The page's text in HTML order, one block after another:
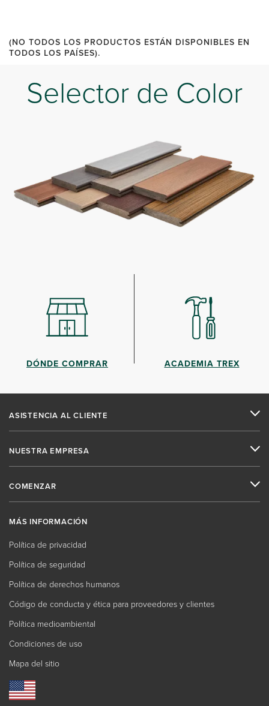
(NO TODOS LOS PRODUCTOS ESTÁN DISPONIBLES EN
TODOS LOS PAÍSES).
Selector de Color
DÓNDE COMPRAR ACADEMIA TREX
ASISTENCIA AL CLIENTE
NUESTRA EMPRESA
COMENZAR
MÁS INFORMACIÓN
Política de privacidad
Política de seguridad
Política de derechos humanos
Código de conducta y ética para proveedores y clientes
Política medioambiental
Condiciones de uso
Mapa del sitio